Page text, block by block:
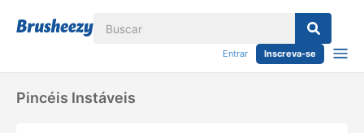
Entrar Inscreva-se
Pincéis Instáveis